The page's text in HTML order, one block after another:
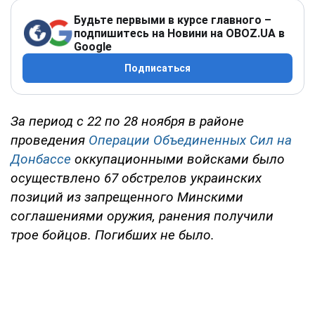
Будьте первыми в курсе главного –
подпишитесь на Новини на OBOZ.UA в
Google
Подписаться
За период с 22 по 28 ноября в районе
проведения Операции Объединенных Сил на
Донбассе оккупационными войсками было
осуществлено 67 обстрелов украинских
позиций из запрещенного Минскими
соглашениями оружия, ранения получили
трое бойцов. Погибших не было.